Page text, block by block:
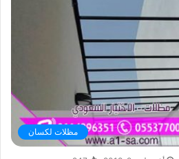
مظلات لكسان